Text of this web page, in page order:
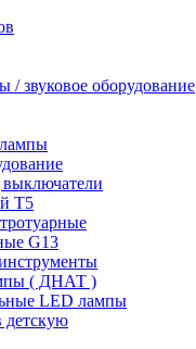
звуковое оборудование
Т5
G13
( ДНАТ )
LED лампы
детскую